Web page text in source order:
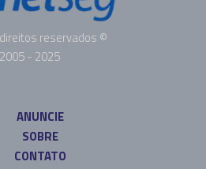
reservados ©
2005 - 2025
ANUNCIE
SOBRE
CONTATO